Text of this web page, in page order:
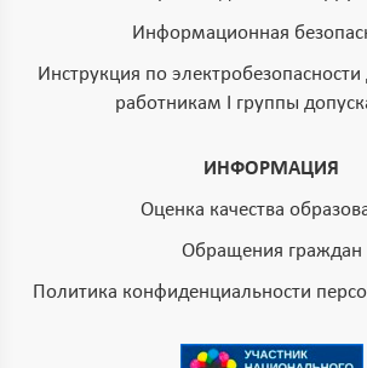
Информационная
Инструкция по
работникам I группы
ИНФОРМАЦИЯ
Оценка качества
Обращения граждан
Политика конфиденциальности